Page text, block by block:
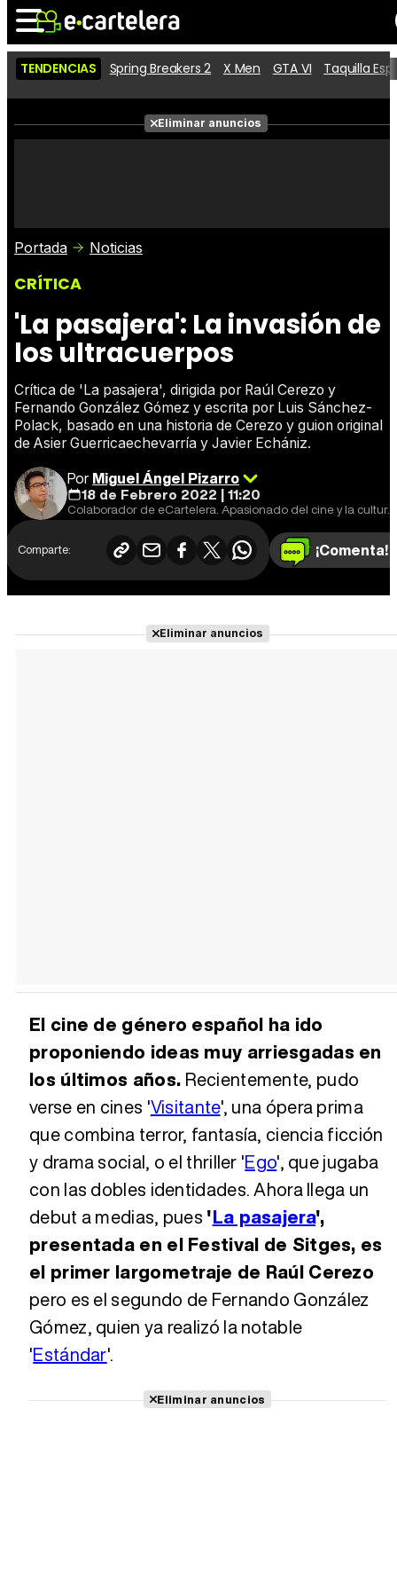
Noticias Cartelera
Películas
Críticas
TENDENCIAS Spring Breakers 2 X Men GTA VI Taquilla
Eliminar anuncios
Portada Noticias
CRÍTICA
'La pasajera': La invasión de
los ultracuerpos
Crítica de 'La pasajera', dirigida por Raúl Cerezo y
Fernando González Gómez y escrita por Luis Sánchez-
Polack, basado en una historia de Cerezo y guion original
de Asier Guerricaechevarría y Javier Echániz.
PorMiguel Ángel Pizarro
18 de Febrero 2022 | 11:20
Colaborador de eCartelera. Apasionado del cine y la cultura en general. Cine europeo y de animación, mi especialidad.
Comparte: ¡Comenta!
Eliminar anuncios
El cine de género español ha ido
proponiendo ideas muy arriesgadas en
los últimos años. Recientemente, pudo
verse en cines 'Visitante', una ópera prima
que combina terror, fantasía, ciencia ficción
y drama social, o el thriller 'Ego', que jugaba
con las dobles identidades. Ahora llega un
debut a medias, pues 'La pasajera',
presentada en el Festival de Sitges, es
el primer largometraje de Raúl Cerezo
pero es el segundo de Fernando González
Gómez, quien ya realizó la notable
'Estándar'.
Eliminar anuncios